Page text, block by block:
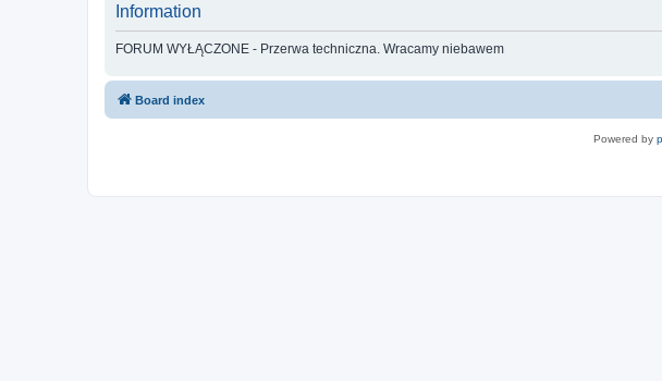
Information
FORUM WYŁĄCZONE - Przerwa techniczna. Wracamy niebawem
Board index
Powered by